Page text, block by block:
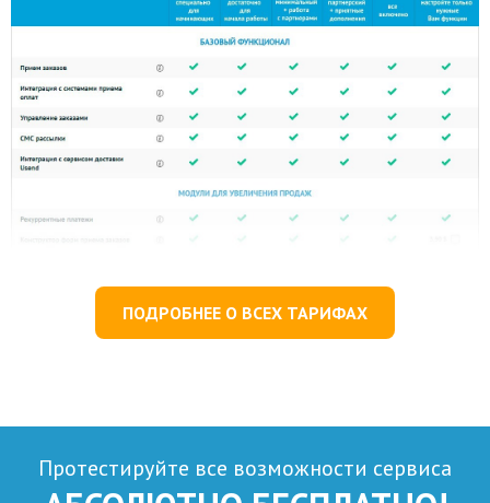
ПОДРОБНЕЕ О ВСЕХ ТАРИФАХ
Протестируйте все возможности сервиса